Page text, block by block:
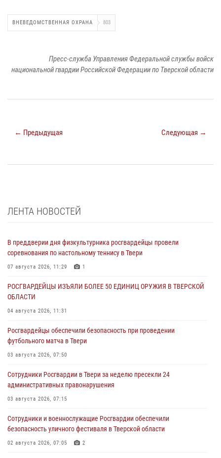
ВНЕВЕДОМСТВЕННАЯ ОХРАНА 803
Пресс-служба Управления Федеральной службы войск
национальной гвардии Российской Федерации по Тверской области
← Предыдущая Следующая →
ЛЕНТА НОВОСТЕЙ
В преддверии дня физкультурника росгвардейцы провели
соревнования по настольному теннису в Твери
07 августа 2026, 11:29 1
РОСГВАРДЕЙЦЫ ИЗЪЯЛИ БОЛЕЕ 50 ЕДИНИЦ ОРУЖИЯ В ТВЕРСКОЙ
ОБЛАСТИ
04 августа 2026, 11:31
Росгвардейцы обеспечили безопасность при проведении
футбольного матча в Твери
03 августа 2026, 07:50
Сотрудники Росгвардии в Твери за неделю пресекли 24
административных правонарушения
03 августа 2026, 07:15
Сотрудники и военнослужащие Росгвардии обеспечили
безопасность уличного фестиваля в Тверской области
02 августа 2026, 07:05 2